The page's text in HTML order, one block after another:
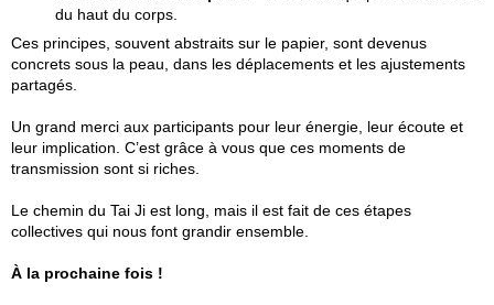
du haut du corps.
Ces principes, souvent abstraits sur le papier, sont devenus
concrets sous la peau, dans les déplacements et les ajustements
partagés.
Un grand merci aux participants pour leur énergie, leur écoute et
leur implication. C’est grâce à vous que ces moments de
transmission sont si riches.
Le chemin du Tai Ji est long, mais il est fait de ces étapes
collectives qui nous font grandir ensemble.
À la prochaine fois !